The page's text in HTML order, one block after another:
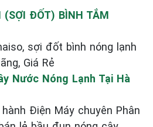
(SỢI ĐỐT) BÌNH TẮM
sợi đốt bình nóng lạnh
Giá Rẻ
Nước Nóng Lạnh Tại Hà
Điện Máy chuyên Phân